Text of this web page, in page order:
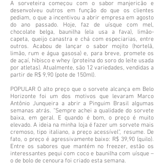
A sorveteira começou com o sabor manjericão e
desenvolveu outros em função do que os clientes
pediam, o que a incentivou a abrir empresa em agosto
do ano passado. Hoje, faz de uísque com mel,
chocolate belga, baunilha (ela usa a fava), limão-
capeta, queijo canastra e chá com especiarias, entre
outros. Acabou de lançar o sabor mojito (hortelã,
limão, rum e água gasosa) e, para breve, promete os
de açaí, hibisco e whey (proteína do soro do leite usada
por atletas). Atualmente, são 12 variedades, vendidas a
partir de R$ 9,90 (pote de 150ml).
POPULAR O alto preço que o sorvete alcança em Belo
Horizonte foi um dos motivos que levaram Marco
Antônio Junqueira a abrir a Pinguim Brasil algumas
semanas atrás. “Sempre achei a qualidade do sorvete
baixa, em geral. E quando é bom, o preço é muito
elevado. A ideia na minha loja é fazer um sorvete mais
cremoso, tipo italiano, a preço acessível”, resume. De
fato, o preço é agressivamente baixo: R$ 39,90 (quilo).
Entre os sabores que mantém no freezer, estão os
interessantes pequi com coco e baunilha com uísque –
o de bolo de cenoura foi criado esta semana.